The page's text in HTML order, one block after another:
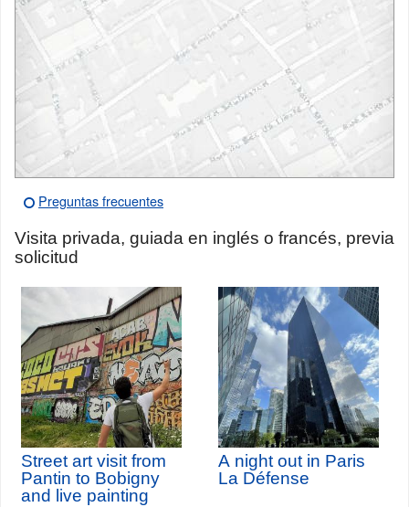
Preguntas frecuentes
Visita privada, guiada en inglés o francés, previa
solicitud
Street art visit from
Pantin to Bobigny
and live painting
A night out in Paris
La Défense